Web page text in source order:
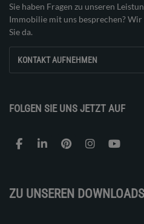
Sie haben Fragen zu unseren
Immobilie mit uns besprechen?
Sie da.
KONTAKT AUFNEHMEN
FOLGEN SIE UNS JETZT AUF
ZU UNSEREN DOWNLOADS